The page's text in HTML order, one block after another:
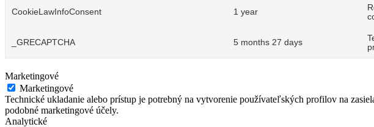
CookieLawInfoConsent 1 year
_GRECAPTCHA 5 months 27 days
Marketingové
Marketingové
Technické ukladanie alebo prístup je potrebný na vytvorenie používateľských profilov na
podobné marketingové účely.
Analytické